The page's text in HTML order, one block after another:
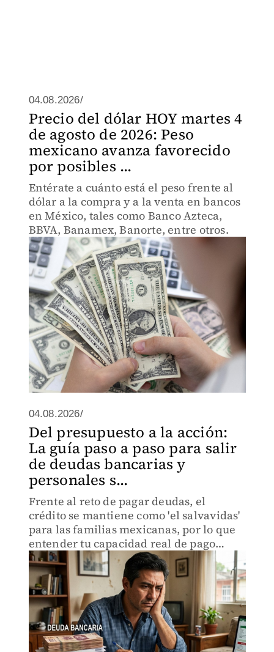
04.08.2026/
Precio del dólar HOY martes 4
de agosto de 2026: Peso
mexicano avanza favorecido
por posibles ...
Entérate a cuánto está el peso frente al
dólar a la compra y a la venta en bancos
en México, tales como Banco Azteca,
BBVA, Banamex, Banorte, entre otros.
04.08.2026/
Del presupuesto a la acción:
La guía paso a paso para salir
de deudas bancarias y
personales s...
Frente al reto de pagar deudas, el
crédito se mantiene como 'el salvavidas'
para las familias mexicanas, por lo que
entender tu capacidad real de pago
marcará la diferencia.